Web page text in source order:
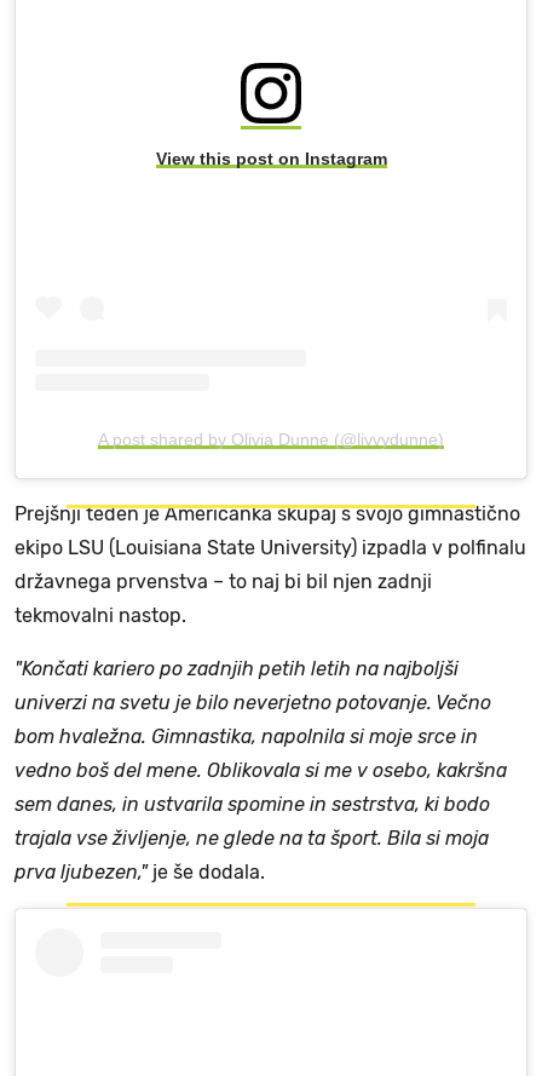
View this post on Instagram
A post shared by Olivia Dunne (@livvydunne)
Prejšnji teden je Američanka skupaj s svojo gimnastično
ekipo LSU (Louisiana State University) izpadla v polfinalu
državnega prvenstva – to naj bi bil njen zadnji
tekmovalni nastop.
"Končati kariero po zadnjih petih letih na najboljši
univerzi na svetu je bilo neverjetno potovanje. Večno
bom hvaležna. Gimnastika, napolnila si moje srce in
vedno boš del mene. Oblikovala si me v osebo, kakršna
sem danes, in ustvarila spomine in sestrstva, ki bodo
trajala vse življenje, ne glede na ta šport. Bila si moja
prva ljubezen," je še dodala.